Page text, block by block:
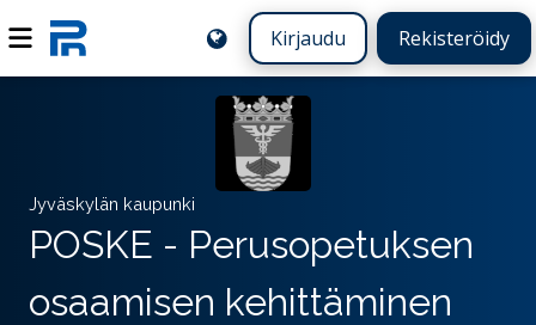
Kirjaudu Rekisteröidy
Jyväskylän kaupunki
POSKE - Perusopetuksen
osaamisen kehittäminen